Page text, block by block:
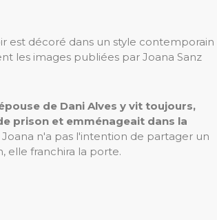
est décoré dans un style contemporain
les images publiées par Joana Sanz
de Dani Alves y vit toujours,
prison et emménageait dans la
n'a pas l'intention de partager un
elle franchira la porte.